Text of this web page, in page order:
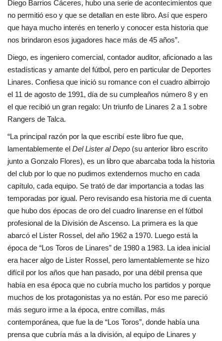
Diego Barrios Cáceres, hubo una serie de acontecimientos que
no permitió eso y que se detallan en este libro. Así que espero
que haya mucho interés en tenerlo y conocer esta historia que
nos brindaron esos jugadores hace más de 45 años”.
Diego, es ingeniero comercial, contador auditor, aficionado a las
estadísticas y amante del fútbol, pero en particular de Deportes
Linares. Confiesa que inició su romance con el cuadro albirrojo
el 11 de agosto de 1991, día de su cumpleaños número 8 y en
el que recibió un gran regalo: Un triunfo de Linares 2 a 1 sobre
Rangers de Talca.
“La principal razón por la que escribí este libro fue que,
lamentablemente el Del Lister al Depo (su anterior libro escrito
junto a Gonzalo Flores), es un libro que abarcaba toda la historia
del club por lo que no pudimos extendernos mucho en cada
capítulo, cada equipo. Se trató de dar importancia a todas las
temporadas por igual. Pero revisando esa historia me di cuenta
que hubo dos épocas de oro del cuadro linarense en el fútbol
profesional de la División de Ascenso. La primera es la que
abarcó el Lister Rossel, del año 1962 a 1970. Luego está la
época de “Los Toros de Linares” de 1980 a 1983. La idea inicial
era hacer algo de Lister Rossel, pero lamentablemente se hizo
difícil por los años que han pasado, por una débil prensa que
había en esa época que no cubría mucho los partidos y porque
muchos de los protagonistas ya no están. Por eso me pareció
más seguro irme a la época, entre comillas, más
contemporánea, que fue la de “Los Toros”, donde había una
prensa que cubría más a la división, al equipo de Linares y